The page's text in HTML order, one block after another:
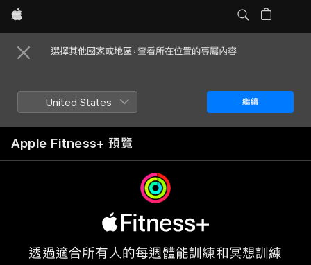
Apple
選擇其他國家或地區，查看所在位置的專屬內容
United States 繼續
Apple Fitness+ 預覽
透過適合所有人的每週體能訓練和冥想訓練